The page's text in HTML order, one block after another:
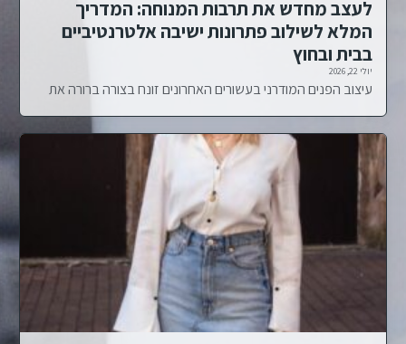
לעצב מחדש את תרבות המנוחה: המדריך
המלא לשילוב פתרונות ישיבה אלטרנטיביים
בבית ובחוץ
יולי 22, 2026
עיצוב הפנים המודרני בעשורים האחרונים זונח בצורה ברורה את